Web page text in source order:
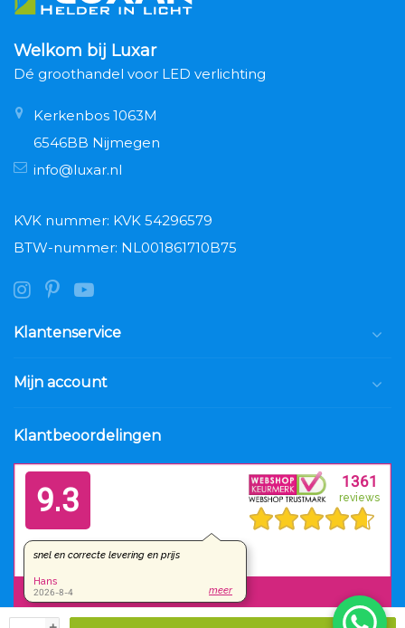
Welkom bij Luxar
Dé groothandel voor LED verlichting
Kerkenbos 1063M
6546BB Nijmegen
info@luxar.nl
KVK nummer: KVK 54296579
BTW-nummer: NL001861710B75
Klantenservice
Mijn account
Klantbeoordelingen